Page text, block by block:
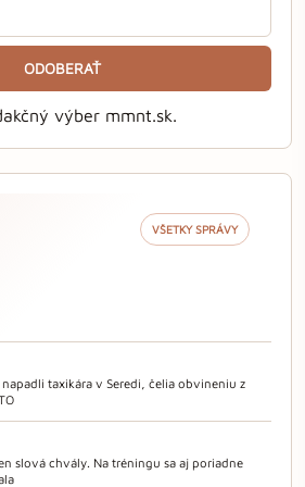
ODOBERAŤ
výber mmnt.sk.
VŠETKY SPRÁVY
taxikára v Seredi, čelia obvineniu z
slová chvály. Na tréningu sa aj poriadne